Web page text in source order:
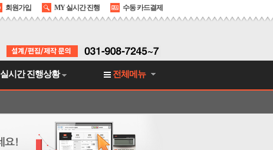
회원가입 MY 실시간 진행 수동 카드결제
전체메뉴
실시간 진행상황